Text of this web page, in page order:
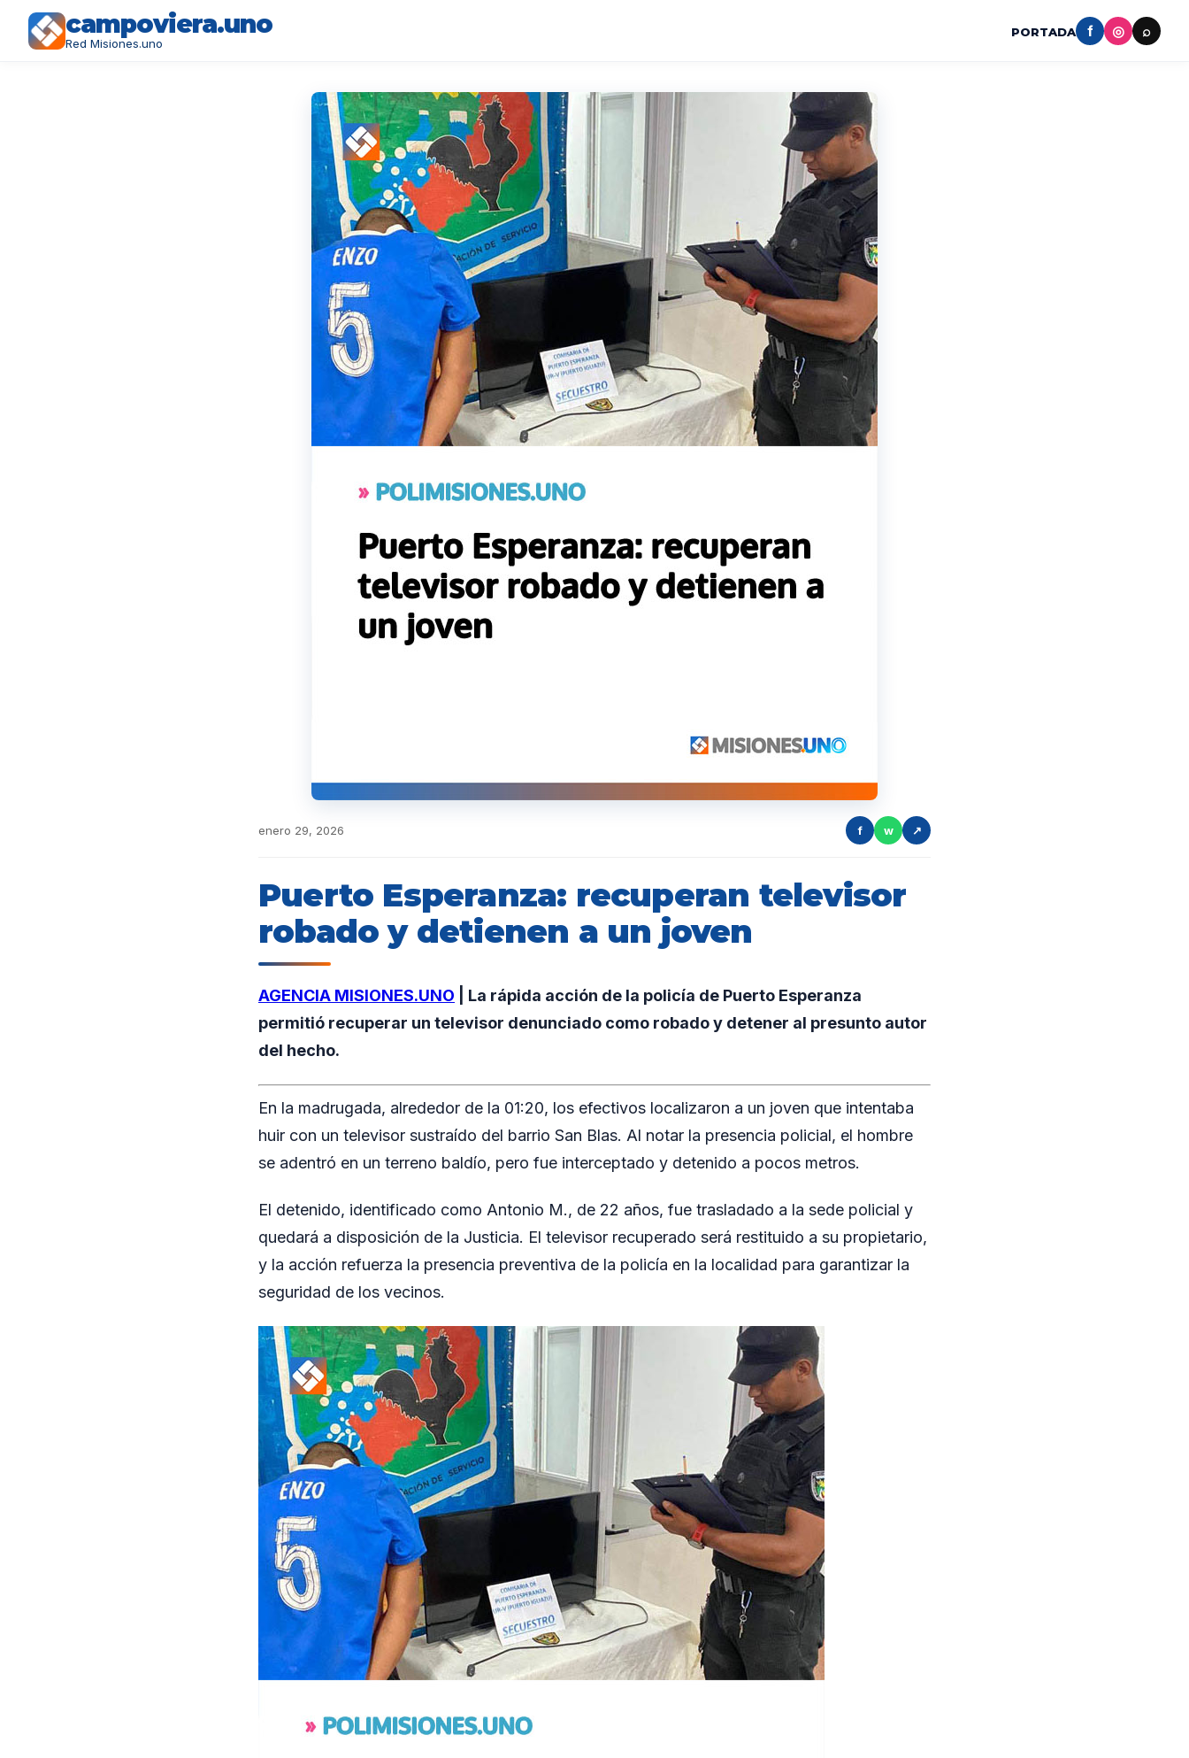
campoviera.uno
Red Misiones.uno
PORTADA f ◎ ⌕
enero 29, 2026 f w ↗
Puerto Esperanza: recuperan televisor
robado y detienen a un joven
AGENCIA MISIONES.UNO | La rápida acción de la policía de Puerto Esperanza
permitió recuperar un televisor denunciado como robado y detener al presunto autor
del hecho.
En la madrugada, alrededor de la 01:20, los efectivos localizaron a un joven que intentaba
huir con un televisor sustraído del barrio San Blas. Al notar la presencia policial, el hombre
se adentró en un terreno baldío, pero fue interceptado y detenido a pocos metros.
El detenido, identificado como Antonio M., de 22 años, fue trasladado a la sede policial y
quedará a disposición de la Justicia. El televisor recuperado será restituido a su propietario,
y la acción refuerza la presencia preventiva de la policía en la localidad para garantizar la
seguridad de los vecinos.